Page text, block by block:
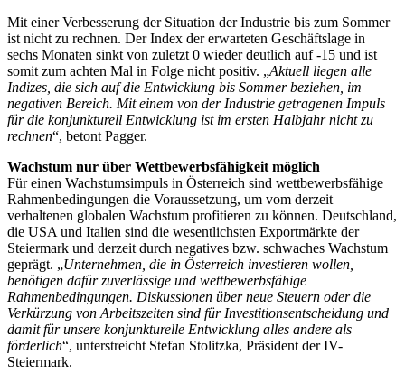
Mit einer Verbesserung der Situation der Industrie bis zum Sommer
ist nicht zu rechnen. Der Index der erwarteten Geschäftslage in
sechs Monaten sinkt von zuletzt 0 wieder deutlich auf -15 und ist
somit zum achten Mal in Folge nicht positiv. „Aktuell liegen alle
Indizes, die sich auf die Entwicklung bis Sommer beziehen, im
negativen Bereich. Mit einem von der Industrie getragenen Impuls
für die konjunkturell Entwicklung ist im ersten Halbjahr nicht zu
rechnen“, betont Pagger.
Wachstum nur über Wettbewerbsfähigkeit möglich
Für einen Wachstumsimpuls in Österreich sind wettbewerbsfähige
Rahmenbedingungen die Voraussetzung, um vom derzeit
verhaltenen globalen Wachstum profitieren zu können. Deutschland,
die USA und Italien sind die wesentlichsten Exportmärkte der
Steiermark und derzeit durch negatives bzw. schwaches Wachstum
geprägt. „Unternehmen, die in Österreich investieren wollen,
benötigen dafür zuverlässige und wettbewerbsfähige
Rahmenbedingungen. Diskussionen über neue Steuern oder die
Verkürzung von Arbeitszeiten sind für Investitionsentscheidung und
damit für unsere konjunkturelle Entwicklung alles andere als
förderlich“, unterstreicht Stefan Stolitzka, Präsident der IV-
Steiermark.